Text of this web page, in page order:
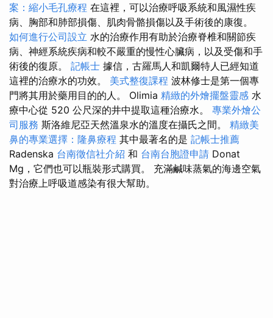
案：縮小毛孔療程 在這裡，可以治療呼吸系統和風濕性疾
病、胸部和肺部損傷、肌肉骨骼損傷以及手術後的康復。
如何進行公司設立 水的治療作用有助於治療脊椎和關節疾
病、神經系統疾病和較不嚴重的慢性心臟病，以及受傷和手
術後的復原。 記帳士 據信，古羅馬人和凱爾特人已經知道
這裡的治療水的功效。 美式整復課程 波林修士是第一個專
門將其用於藥用目的的人。 Olimia 精緻的外燴擺盤靈感 水
療中心從 520 公尺深的井中提取這種治療水。 專業外燴公
司服務 斯洛維尼亞天然溫泉水的溫度在攝氏之間。 精緻美
鼻的專業選擇：隆鼻療程 其中最著名的是 記帳士推薦
Radenska 台南徵信社介紹 和 台南台胞證申請 Donat
Mg，它們也可以瓶裝形式購買。 充滿鹹味蒸氣的海邊空氣
對治療上呼吸道感染有很大幫助。